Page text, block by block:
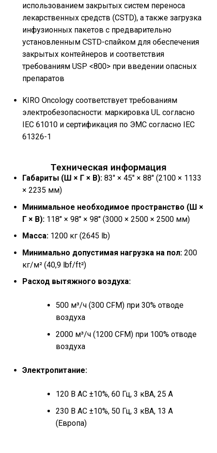
использованием закрытых систем переноса
лекарственных средств (CSTD), а также загрузка
инфузионных пакетов с предварительно
установленным CSTD-спайком для обеспечения
закрытых контейнеров и соответствия
требованиям USP <800> при введении опасных
препаратов
KIRO Oncology соответствует требованиям
электробезопасности: маркировка UL согласно
IEC 61010 и сертификация по ЭМС согласно IEC
61326-1
Техническая информация
Габариты (Ш × Г × В):83″ × 45″ × 88″ (2100 × 1133
× 2235 мм)
Минимальное необходимое пространство (Ш ×
Г × В):118″ × 98″ × 98″ (3000 × 2500 × 2500 мм)
Масса:1200 кг (2645 lb)
Минимально допустимая нагрузка на пол:200
кг/м² (40,9 lbf/ft²)
Расход вытяжного воздуха:
500 м³/ч (300 CFM) при 30% отводе
воздуха
2000 м³/ч (1200 CFM) при 100% отводе
воздуха
Электропитание:
120 В AC ±10%, 60 Гц, 3 кВА, 25 А
230 В AC ±10%, 50 Гц, 3 кВА, 13 А
(Европа)